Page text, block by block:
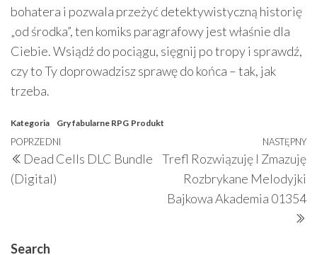
bohatera i pozwala przeżyć detektywistyczną historię
„od środka”, ten komiks paragrafowy jest właśnie dla
Ciebie. Wsiądź do pociągu, sięgnij po tropy i sprawdź,
czy to Ty doprowadzisz sprawę do końca – tak, jak
trzeba.
Kategoria Gry fabularne RPG Produkt
Nawigacja
wpisu
Poprzedni
wpis
POPRZEDNI
Dead Cells DLC Bundle
(Digital)
NASTĘPNY
Trefl Rozwiązuję I Zmazuję
Rozbrykane Melodyjki
Bajkowa Akademia 01354
Search